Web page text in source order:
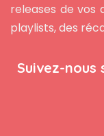
releases de vos
playlists, des
Suivez-nous